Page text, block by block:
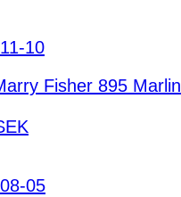
10
Fisher 895 Marlin
05